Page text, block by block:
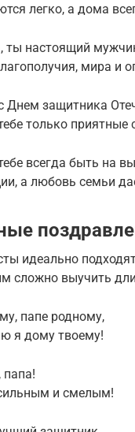
легко, а дома
ты настоящий
мира и
Днем защитника
только
всегда быть на
а любовь семьи
идеально
сложно выучить
папе родному,
я дому твоему!
папа!
и смелым!